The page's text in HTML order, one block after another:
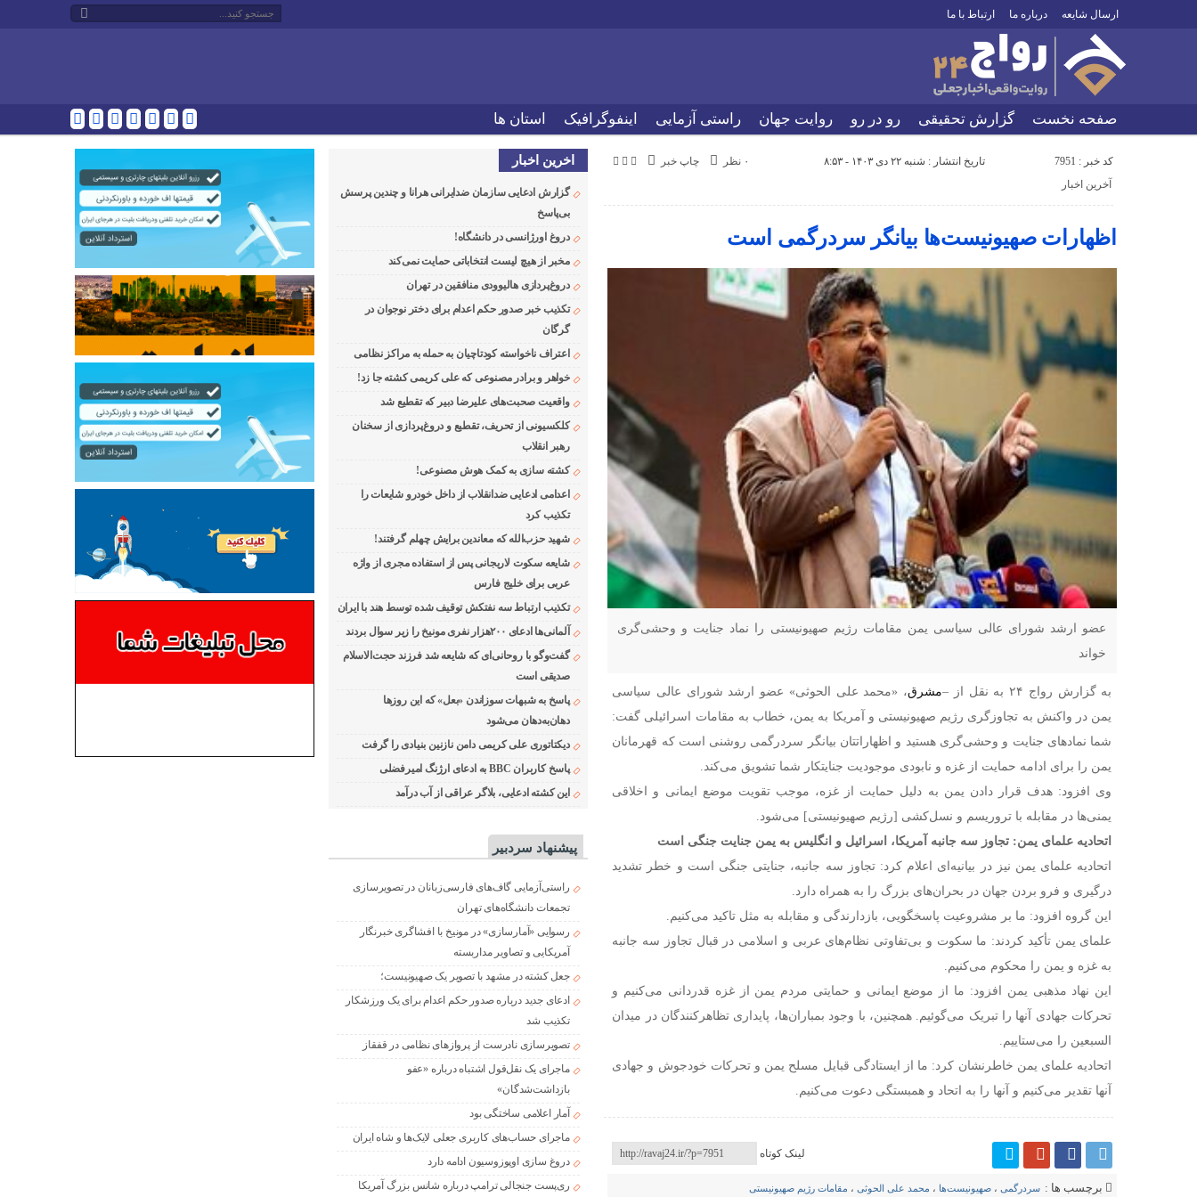
ارسال شایعه درباره ما ارتباط با ما
صفحه نخست گزارش تحقیقی رو در رو روایت جهان راستی آزمایی اینفوگرافیک استان ها
کد خبر : 7951 تاریخ انتشار : شنبه ۲۲ دی ۱۴۰۳ - ۸:۵۳ چاپ خبر
۰ نظر
آخرین اخبار
اظهارات صهیونیست‌ها بیانگر سردرگمی است
عضو ارشد شورای عالی سیاسی یمن مقامات رژیم صهیونیستی را نماد جنایت و وحشی‌گری
خواند
به گزارش رواج ۲۴ به نقل از – مشرق، «محمد علی الحوثی» عضو ارشد شورای عالی سیاسی
یمن در واکنش به تجاوزگری رژیم صهیونیستی و آمریکا به یمن، خطاب به مقامات اسرائیلی گفت:
شما نمادهای جنایت و وحشی‌گری هستید و اظهاراتتان بیانگر سردرگمی روشنی است که قهرمانان
یمن را برای ادامه حمایت از غزه و نابودی موجودیت جنایتکار شما تشویق می‌کند.
وی افزود: هدف قرار دادن یمن به دلیل حمایت از غزه، موجب تقویت موضع ایمانی و اخلاقی
یمنی‌ها در مقابله با تروریسم و نسل‌کشی [رژیم صهیونیستی] می‌شود.
اتحادیه علمای یمن: تجاوز سه جانبه آمریکا، اسرائیل و انگلیس به یمن جنایت جنگی است
اتحادیه علمای یمن نیز در بیانیه‌ای اعلام کرد: تجاوز سه جانبه، جنایتی جنگی است و خطر تشدید
درگیری و فرو بردن جهان در بحران‌های بزرگ را به همراه دارد.
این گروه افزود: ما بر مشروعیت پاسخگویی، بازدارندگی و مقابله به مثل تاکید می‌کنیم.
علمای یمن تأکید کردند: ما سکوت و بی‌تفاوتی نظام‌های عربی و اسلامی در قبال تجاوز سه جانبه
به غزه و یمن را محکوم می‌کنیم.
این نهاد مذهبی یمن افزود: ما از موضع ایمانی و حمایتی مردم یمن از غزه قدردانی می‌کنیم و
تحرکات جهادی آنها را تبریک می‌گوئیم. همچنین، با وجود بمباران‌ها، پایداری تظاهرکنندگان در میدان
السبعین را می‌ستاییم.
اتحادیه علمای یمن خاطرنشان کرد: ما از ایستادگی قبایل مسلح یمن و تحرکات خودجوش و جهادی
آنها تقدیر می‌کنیم و آنها را به اتحاد و همبستگی دعوت می‌کنیم.
لینک کوتاه
برچسب ها : سردرگمی ، صهیونیست‌ها ، محمد علی الحوثی ، مقامات رژیم صهیونیستی
اخرین اخبار
گزارش ادعایی سازمان ضدایرانی هرانا و چندین پرسش
بی‌پاسخ
دروغ اورژانسی در دانشگاه!
مخبر از هیچ لیست انتخاباتی حمایت نمی‌کند
دروغ‌پردازی هالیوودی منافقین در تهران
تکذیب خبر صدور حکم اعدام برای دختر نوجوان در
گرگان
اعتراف ناخواسته کودتاچیان به حمله به مراکز نظامی
خواهر و برادر مصنوعی که علی کریمی کشته جا زد!
واقعیت صحبت‌های علیرضا دبیر که تقطیع شد
کلکسیونی از تحریف، تقطیع و دروغ‌پردازی از سخنان
رهبر انقلاب
کشته سازی به کمک هوش مصنوعی!
اعدامی ادعایی ضدانقلاب از داخل خودرو شایعات را
تکذیب کرد
شهید حزب‌الله که معاندین برایش چهلم گرفتند!
شایعه سکوت لاریجانی پس از استفاده مجری از واژه
عربی برای خلیج فارس
تکذیب ارتباط سه نفتکش توقیف شده توسط هند با ایران
آلمانی‌ها ادعای ۲۰۰هزار نفری مونیخ را زیر سوال بردند
گفت‌وگو با روحانی‌ای که شایعه شد فرزند حجت‌الاسلام
صدیقی است
پاسخ به شبهات سوزاندن «بعل» که این روزها
دهان‌به‌دهان می‌شود
دیکتاتوری علی کریمی دامن نازنین بنیادی را گرفت
پاسخ کاربران BBC به ادعای ارژنگ امیرفضلی
این کشته ادعایی، بلاگر عراقی از آب درآمد
پیشنهاد سردبیر
راستی‌آزمایی گاف‌های فارسی‌زبانان در تصویرسازی
تجمعات دانشگاه‌های تهران
رسوایی «آمارسازی» در مونیخ با افشاگری خبرنگار
آمریکایی و تصاویر مداربسته
جعل کشته در مشهد با تصویر یک صهیونیست؛
ادعای جدید درباره صدور حکم اعدام برای یک ورزشکار
تکذیب شد
تصویرسازی نادرست از پروازهای نظامی در قفقاز
ماجرای یک نقل‌قول اشتباه درباره «عفو
بازداشت‌شدگان»
آمار اعلامی ساختگی بود
ماجرای حساب‌های کاربری جعلی لایک‌ها و شاه ایران
دروغ سازی اوپوزوسیون ادامه دارد
ری‌پست جنجالی ترامپ درباره شانس بزرگ آمریکا